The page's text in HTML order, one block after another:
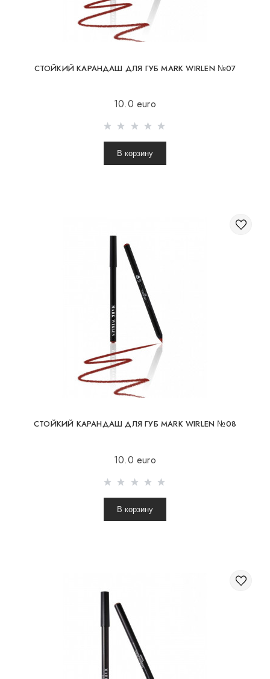
СТОЙКИЙ КАРАНДАШ ДЛЯ ГУБ MARK WIRLEN №07
10.0 euro
В корзину
СТОЙКИЙ КАРАНДАШ ДЛЯ ГУБ MARK WIRLEN №08
10.0 euro
В корзину